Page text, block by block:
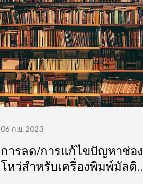
06 ก.ย. 2023
การลด/การแก้ไขปัญหาช่อง
โหว่สำหรับเครื่องพิมพ์มัลติ